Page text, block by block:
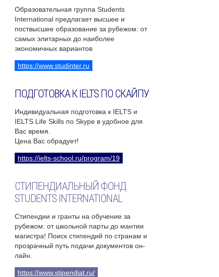
Образовательная группа Students
International предлагает высшее и
поствысшее образование за рубежом: от
самых элитарных до наиболее
экономичных вариантов
https://www.studinter.ru
ПОДГОТОВКА К IELTS ПО СКАЙПУ
Индивидуальная подготовка к IELTS и
IELTS Life Skills по Skype в удобное для
Вас время.
Цена Вас обрадует!
https://ielts-school.ru/program/19
СТИПЕНДИАЛЬНЫЙ ФОНД
STUDENTS INTERNATIONAL
Стипендии и гранты на обучение за
рубежом: от школьной парты до мантии
магистра! Поиск стипендий по странам и
прозрачный путь подачи документов он-
лайн.
https://www.stipendiat.ru/